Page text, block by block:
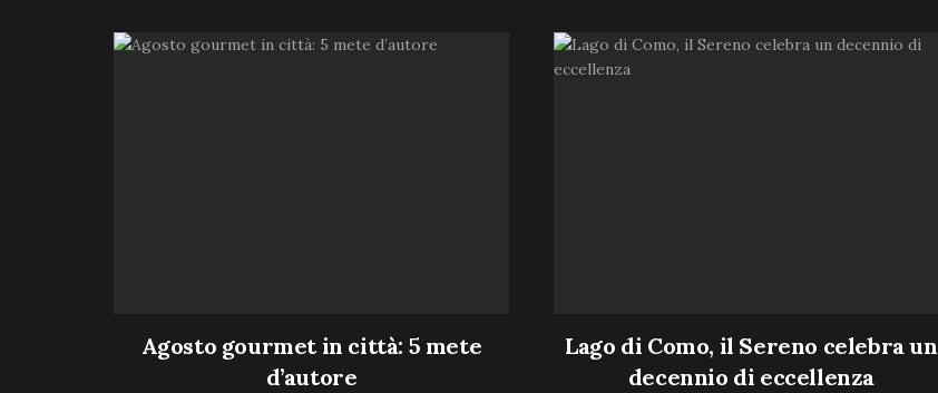
Agosto gourmet in città: 5 mete
d’autore
Lago di Como, il Sereno celebra un
decennio di eccellenza